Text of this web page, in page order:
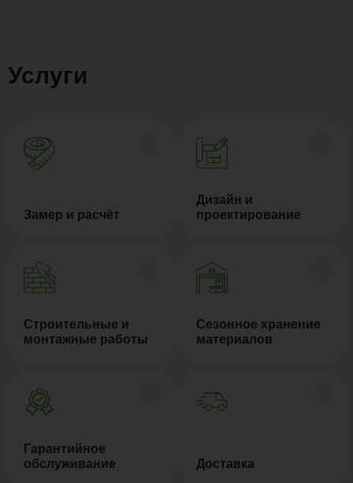
Услуги
Замер и расчёт
Дизайн и
проектирование
Строительные и
монтажные работы
Сезонное хранение
материалов
Гарантийное
обслуживание
Доставка